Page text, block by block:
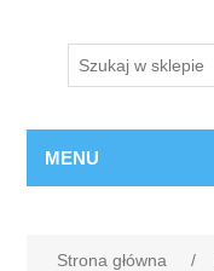
MENU
Strona główna /